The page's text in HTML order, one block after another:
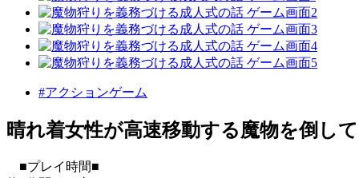
#アクションゲーム
晴れ着女性が高速移動する魔物を倒し
■プレイ時間■